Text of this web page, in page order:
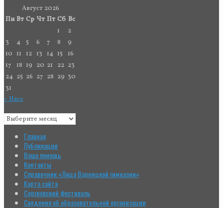
Август 2026
Пн Вт Ср Чт Пт Сб Вс
1
2
3
4 5 6 7 8
9
10 11 12 13 14 15
16
17
18 19 20 21 22 23
24 25 26 27 28 29 30
31
« Июл
Главная
Публикации
Ваша помощь
Контакты
Справочник «Лица Варницкой гимназии»
Карта сайта
Сергиевский фестиваль
Сведения об образовательной организации